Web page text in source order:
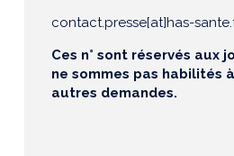
contact.presse[at]has-
Ces n° sont réservés aux
ne sommes pas habilités
autres demandes.